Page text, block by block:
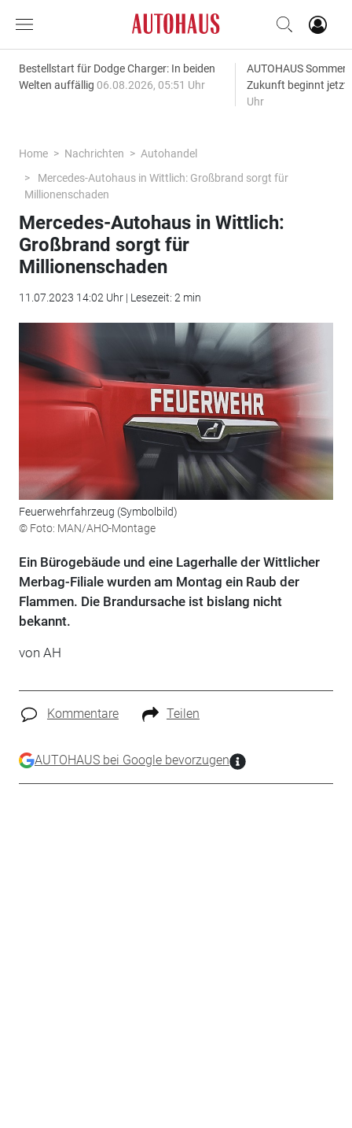
Bestellstart für Dodge Charger: In beiden
Welten auffällig 06.08.2026, 05:51 Uhr
AUTOHAUS
Zukunft beginnt jetzt
Uhr
Home Nachrichten
Autohandel
Mercedes-Autohaus in Wittlich: Großbrand sorgt für
Millionenschaden
Mercedes-Autohaus in Wittlich:
Großbrand sorgt für
Millionenschaden
11.07.2023 14:02 Uhr | Lesezeit: 2 min
Feuerwehrfahrzeug (Symbolbild)
© Foto: MAN/AHO-Montage
Ein Bürogebäude und eine Lagerhalle der Wittlicher
Merbag-Filiale wurden am Montag ein Raub der
Flammen. Die Brandursache ist bislang nicht
bekannt.
von AH
Kommentare Teilen
AUTOHAUS bei Google bevorzugen